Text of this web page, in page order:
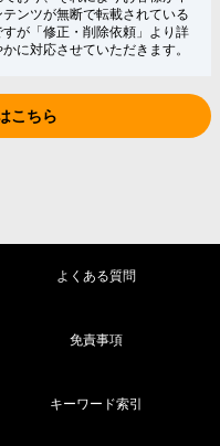
ンツが無断で転載されている
が「修正・削除依頼」より詳
に対応させていただきます。
こちら
よくある質問
免責事項
キーワード索引